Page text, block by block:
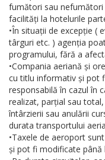
fumători sau
facilități la hotelurile
•În situații de excepție (
târguri etc. ) agenția
programului, fără a
•Compania aeriană și
cu titlu informativ și pot
responsabilă în cazul în
realizat, parțial sau
întârzierii sau anulării
durata transportului
•Taxele de aeroport
și pot fi modificate până